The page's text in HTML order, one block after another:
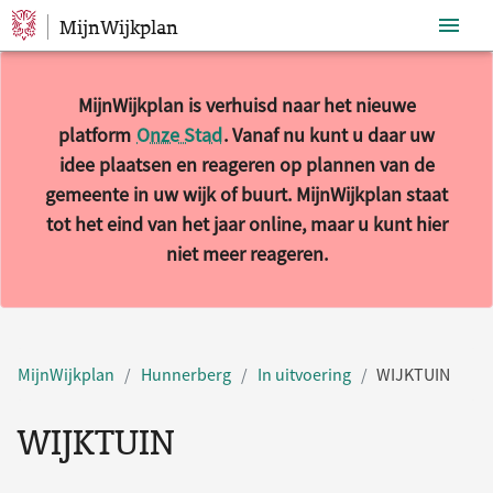
Sla navigatie over
MijnWijkplan
MijnWijkplan is verhuisd naar het nieuwe
platform Onze Stad. Vanaf nu kunt u daar uw
idee plaatsen en reageren op plannen van de
gemeente in uw wijk of buurt. MijnWijkplan staat
tot het eind van het jaar online, maar u kunt hier
niet meer reageren.
MijnWijkplan Hunnerberg In uitvoering WIJKTUIN
WIJKTUIN